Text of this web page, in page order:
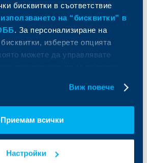
бисквитки в съответствие
на “бисквитки” в
. За персонализиране на
изберете опцията
можете да управлявате
Виж повече
Приемам всички
Настройки
данни
Кредити за собственици на фирми
Групата на KBC
ОББ Интерлийз
ОББ Асет мениджмънт
ОББ Застрахователен брокер